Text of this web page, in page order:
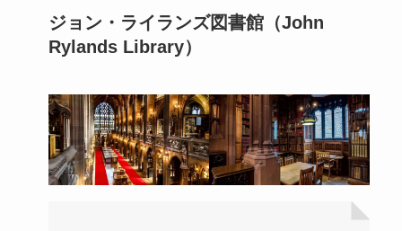
ジョン・ライランズ図書館（John
Rylands Library）